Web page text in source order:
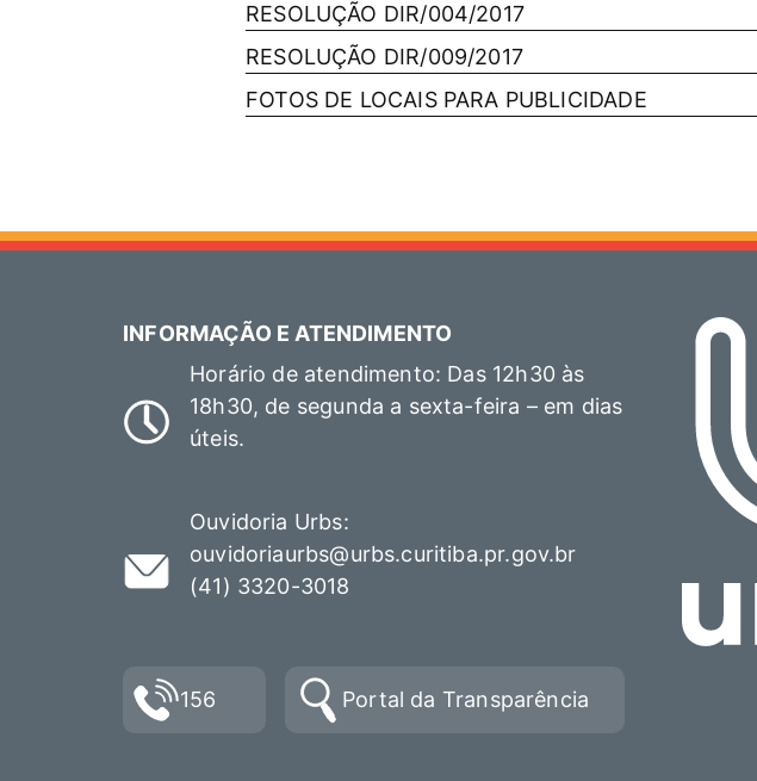
RESOLUÇÃO DIR/004/2017
RESOLUÇÃO DIR/009/2017
FOTOS DE LOCAIS PARA PUBLICIDADE
INFORMAÇÃO E ATENDIMENTO
Horário de atendimento: Das 12h30 às
18h30, de segunda a sexta-feira – em dias
úteis.
Ouvidoria Urbs:
ouvidoriaurbs@urbs.curitiba.pr.gov.br
(41) 3320-3018
156 Portal da Transparência